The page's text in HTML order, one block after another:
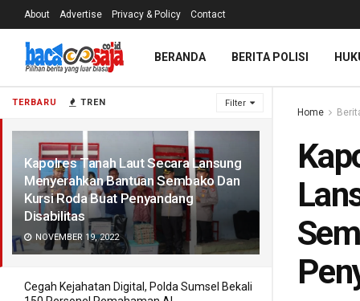
TERBARU TREN Filter
Kapolres Tanah Laut Secara Lansung
Menyerahkan Bantuan Sembako Dan
Kursi Roda Buat Penyandang
Disabilitas
NOVEMBER 19, 2022
Cegah Kejahatan Digital, Polda Sumsel Bekali
About Advertise Privacy & Policy Contact
BERANDA BERITA POLISI
Home